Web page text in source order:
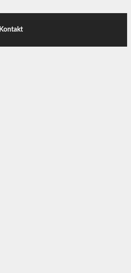
Kontakt